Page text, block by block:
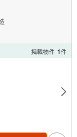
掲載物件 1件